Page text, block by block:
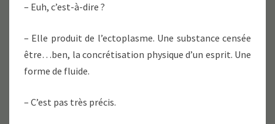
– Euh, c’est-à-dire ?
– Elle produit de l’ectoplasme. Une substance censée
être…ben, la concrétisation physique d’un esprit. Une
forme de fluide.
– C’est pas très précis.